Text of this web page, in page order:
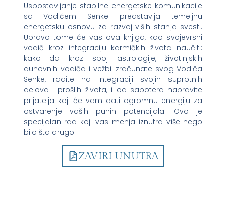
Uspostavljanje stabilne energetske komunikacije
sa Vodičem Senke predstavlja temeljnu
energetsku osnovu za razvoj viših stanja svesti.
Upravo tome će vas ova knjiga, kao svojevrsni
vodič kroz integraciju karmičkih života naučiti:
kako da kroz spoj astrologije, životinjskih
duhovnih vodiča i vežbi izračunate svog Vodiča
Senke, radite na integraciji svojih suprotnih
delova i prošlih života, i od sabotera napravite
prijatelja koji će vam dati ogromnu energiju za
ostvarenje vaših punih potencijala. Ovo je
specijalan rad koji vas menja iznutra više nego
bilo šta drugo.
ZAVIRI UNUTRA